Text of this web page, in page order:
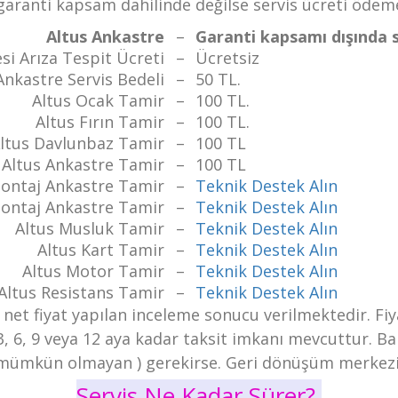
kapsam dahilinde değilse servis ücreti
Altus Ankastre
– Garanti kapsamı
Arıza Tespit Ücreti
–
Ücretsiz
Servis Bedeli
– 50 TL.
Altus Ocak Tamir –
100 TL.
Altus Fırın Tamir –
100 TL.
Davlunbaz Tamir –
100 TL
Ankastre Tamir –
100 TL
Ankastre Tamir – Teknik Destek Alın
Ankastre Tamir – Teknik Destek Alın
Altus Musluk Tamir – Teknik Destek Alın
Altus Kart Tamir – Teknik Destek Alın
Altus Motor Tamir – Teknik Destek Alın
Resistans Tamir – Teknik Destek Alın
fiyat yapılan inceleme sonucu verilmektedir.
6, 9 veya 12 aya kadar taksit imkanı mevcuttur.
olmayan ) gerekirse. Geri dönüşüm